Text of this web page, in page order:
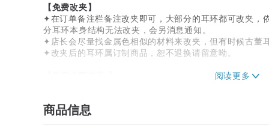
【免费改夹】
✦在订单备注栏备注改夹即可，大部分的耳环都可改夹，
分耳环本身结构无法改夹，会另消息通知。
✦店长会尽量找金属色相似的材料来改夹，但有时候古董
✦改夹后的耳环属订制商品，恕不退换请留意呦。
【古董饰品产地】
商品信息